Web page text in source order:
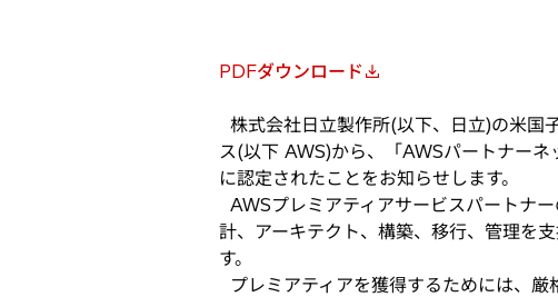
PDFダウンロード
新
い
タ
ブ
で
開
く
株式会社日立製作所(以下、日立)の米
ス(以下 AWS)から、「AWSパートナー
に認定されたことをお知らせします。
AWSプレミアティアサービスパートナ
計、アーキテクト、構築、移行、管理を
す。
プレミアティアを獲得するためには、